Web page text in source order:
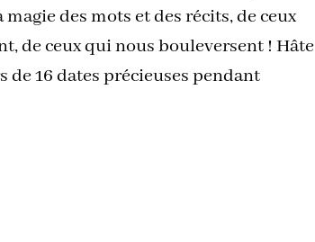
des mots et des récits, de ceux
de ceux qui nous bouleversent ! Hâte
de 16 dates précieuses pendant